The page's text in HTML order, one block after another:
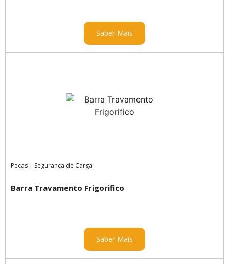
Saber Mais
Peças | Segurança de Carga
Barra Travamento Frigorifico
Saber Mais